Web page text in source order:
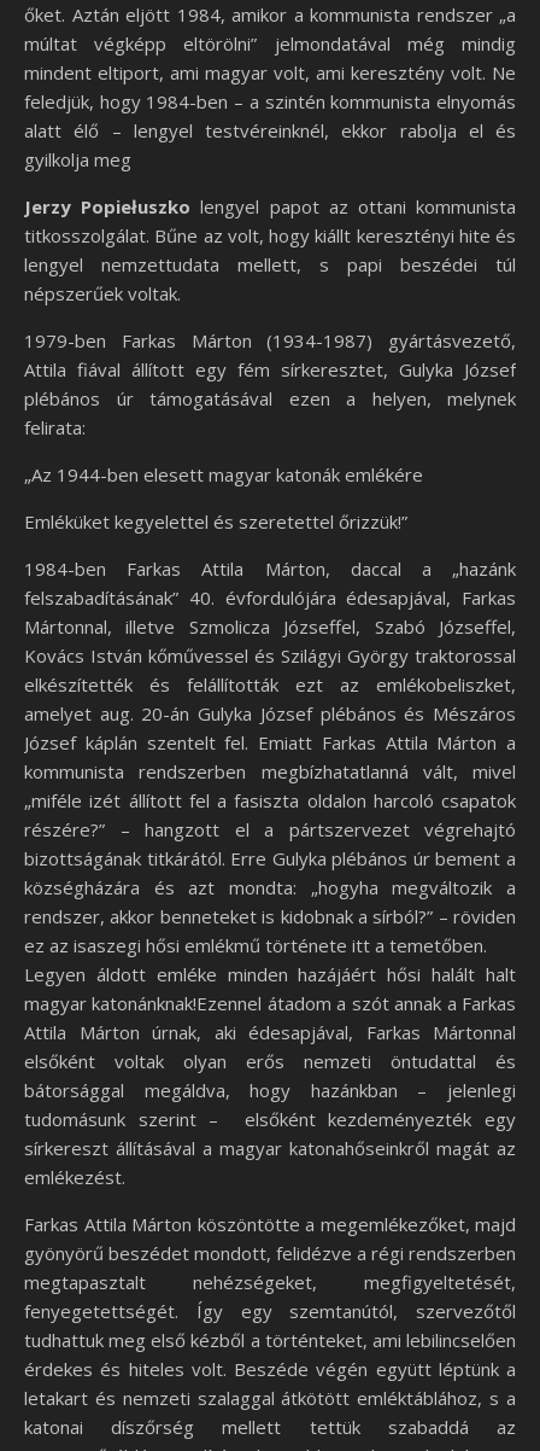
őket. Aztán eljött 1984, amikor a kommunista rendszer „a
múltat végképp eltörölni” jelmondatával még mindig
mindent eltiport, ami magyar volt, ami keresztény volt. Ne
feledjük, hogy 1984-ben – a szintén kommunista elnyomás
alatt élő – lengyel testvéreinknél, ekkor rabolja el és
gyilkolja meg
Jerzy Popiełuszkolengyel papot az ottani kommunista
titkosszolgálat. Bűne az volt, hogy kiállt keresztényi hite és
lengyel nemzettudata mellett, s papi beszédei túl
népszerűek voltak.
1979-ben Farkas Márton (1934-1987) gyártásvezető,
Attila fiával állított egy fém sírkeresztet, Gulyka József
plébános úr támogatásával ezen a helyen, melynek
felirata:
„Az 1944-ben elesett magyar katonák emlékére
Emléküket kegyelettel és szeretettel őrizzük!”
1984-ben Farkas Attila Márton, daccal a „hazánk
felszabadításának” 40. évfordulójára édesapjával, Farkas
Mártonnal, illetve Szmolicza Józseffel, Szabó Józseffel,
Kovács István kőművessel és Szilágyi György traktorossal
elkészítették és felállították ezt az emlékobeliszket,
amelyet aug. 20-án Gulyka József plébános és Mészáros
József káplán szentelt fel. Emiatt Farkas Attila Márton a
kommunista rendszerben megbízhatatlanná vált, mivel
„miféle izét állított fel a fasiszta oldalon harcoló csapatok
részére?” – hangzott el a pártszervezet végrehajtó
bizottságának titkárától. Erre Gulyka plébános úr bement a
községházára és azt mondta: „hogyha megváltozik a
rendszer, akkor benneteket is kidobnak a sírból?” – röviden
ez az isaszegi hősi emlékmű története itt a temetőben.
Legyen áldott emléke minden hazájáért hősi halált halt
magyar katonánknak!Ezennel átadom a szót annak a Farkas
Attila Márton úrnak, aki édesapjával, Farkas Mártonnal
elsőként voltak olyan erős nemzeti öntudattal és
bátorsággal megáldva, hogy hazánkban – jelenlegi
tudomásunk szerint – elsőként kezdeményezték egy
sírkereszt állításával a magyar katonahőseinkről magát az
emlékezést.
Farkas Attila Márton köszöntötte a megemlékezőket, majd
gyönyörű beszédet mondott, felidézve a régi rendszerben
megtapasztalt nehézségeket, megfigyeltetését,
fenyegetettségét. Így egy szemtanútól, szervezőtől
tudhattuk meg első kézből a történteket, ami lebilincselően
érdekes és hiteles volt. Beszéde végén együtt léptünk a
letakart és nemzeti szalaggal átkötött emléktáblához, s a
katonai díszőrség mellett tettük szabaddá az